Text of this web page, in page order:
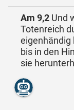
Am 9,2 Und
Totenreich
eigenhändig
bis in den
sie